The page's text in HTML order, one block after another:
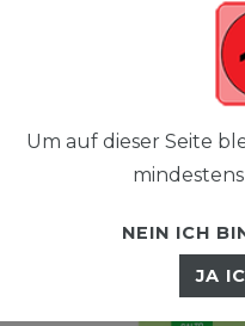
Um auf dieser Seite
NEIN ICH
JA